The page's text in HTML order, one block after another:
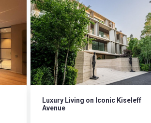
Luxury Living on Iconic Kiseleff
Avenue